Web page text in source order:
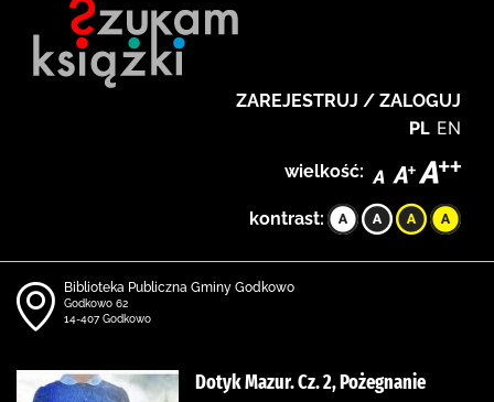
ZAREJESTRUJ / ZALOGUJ
PL EN
wielkość:
kontrast:
Biblioteka Publiczna Gminy Godkowo
Godkowo 62
14-407 Godkowo
Dotyk Mazur. Cz. 2, Pożegnanie